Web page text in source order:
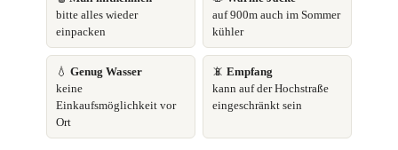
bitte alles wieder
einpacken
auf 900m auch im Sommer
kühler
💧 Genug Wasser
keine
Einkaufsmöglichkeit vor
Ort
📵 Empfang
kann auf der Hochstraße
eingeschränkt sein